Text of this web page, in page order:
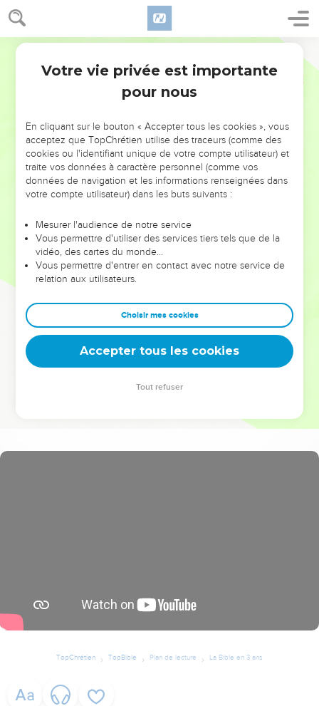
NE MANQUEZ PAS L’ÉVÉNEMENT
DE L’ANNÉE !
ET SI LEURS ERREURS POUVAIENT VOUS ÉVITER LES
VOTRES ?
leur foi ou leur vision. Mais on voit moins les doutes, les erreurs
et les saisons difficiles qu'ils ont traversés, alors même que ce
sont elles qui les ont façonnés.
Dans cette conférence, leaders, entrepreneurs, et responsables
clés pour avancer avec plus de sagesse afin que leurs erreurs
deviennent vos tremplins. Que vous guidiez un ministère, une
équipe, un groupe ou une famille, leur expérience est faite
TopChrétien TopBible Plan de lecture La Bible en 3 ans
Votre vie privée est importante
pour nous
En cliquant sur le bouton « Accepter tous les cookies », vous
acceptez que TopChrétien utilise des traceurs (comme des
cookies ou l'identifiant unique de votre compte utilisateur) et
traite vos données à caractère personnel (comme vos
données de navigation et les informations renseignées dans
votre compte utilisateur) dans les buts suivants :
Mesurer l'audience de notre service
Vous permettre d'utiliser des services tiers tels que de la
vidéo, des cartes du monde…
Vous permettre d'entrer en contact avec notre service de
relation aux utilisateurs.
Choisir mes cookies
Accepter tous les cookies
Tout refuser